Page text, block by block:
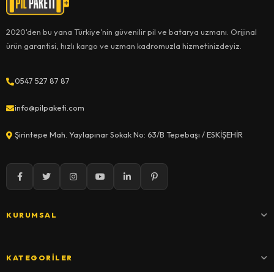
2020'den bu yana Türkiye'nin güvenilir pil ve batarya uzmanı. Orijinal
ürün garantisi, hızlı kargo ve uzman kadromuzla hizmetinizdeyiz.
0547 527 87 87
info@pilpaketi.com
Şirintepe Mah. Yaylapınar Sokak No: 63/B Tepebaşı / ESKİŞEHİR
KURUMSAL
KATEGORILER